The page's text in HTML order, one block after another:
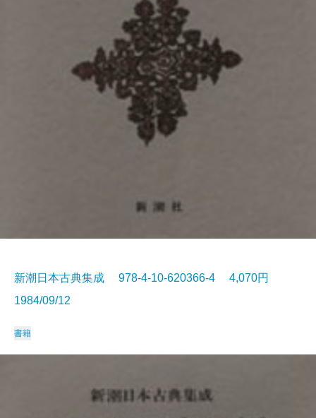
新潮日本古典集成 978-4-10-620366-4 4,070円
1984/09/12
書籍